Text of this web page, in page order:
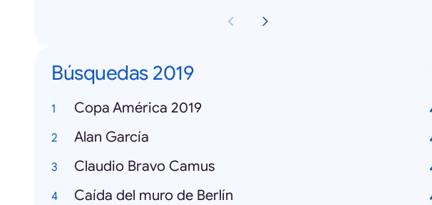
Búsquedas 2019
Copa América 2019
Alan García
Claudio Bravo Camus
Caída del muro de Berlín